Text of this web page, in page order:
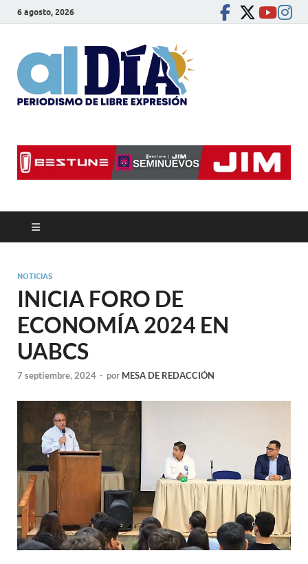
6 agosto, 2026
NOTICIAS
INICIA FORO DE
ECONOMÍA 2024 EN
UABCS
7 septiembre, 2024 - por MESA DE REDACCIÓN